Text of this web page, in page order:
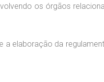
os órgãos
a elaboração da